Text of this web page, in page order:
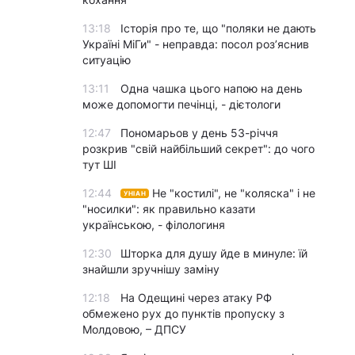
13:18
Історія про те, що "поляки не дають
Україні МіГи" - неправда: посол роз’яснив
ситуацію
13:11
Одна чашка цього напою на день
може допомогти печінці, - дієтологи
12:47
Пономарьов у день 53-річчя
розкрив "свій найбільший секрет": до чого
тут ШІ
12:44 УНІАН
Не "костилі", не "коляска" і не
"носилки": як правильно казати
українською, - філологиня
12:30
Шторка для душу йде в минуле: їй
знайшли зручнішу заміну
12:18
На Одещині через атаку РФ
обмежено рух до пунктів пропуску з
Молдовою, – ДПСУ